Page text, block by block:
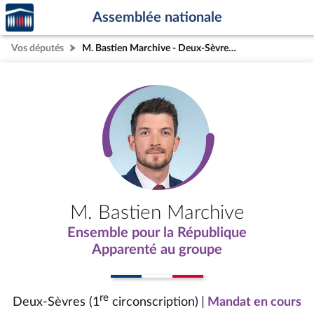
Aller au contenu
Aller en bas de la page
Accèder
à la
page
d'accueil
Assemblée nationale
Vos députés M. Bastien Marchive - Deux-Sèvres (1re circonscription)
M. Bastien Marchive
Ensemble pour la République
Apparenté au groupe
Deux-Sèvres (1re circonscription) | Mandat en cours